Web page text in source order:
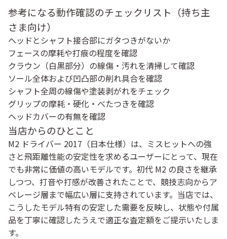
参考になる動作確認のチェックリスト（持ち主
さま向け）
ヘッドとシャフト接合部にガタつきがないか
フェースの摩耗や打痕の程度を確認
クラウン（白黒部分）の線傷・汚れを清掃して確認
ソール全体および凹凸部の削れ具合を確認
シャフト全周の線傷や塗装剥がれをチェック
グリップの摩耗・硬化・べたつきを確認
ヘッドカバーの有無を確認
当店からのひとこと
M2 ドライバー 2017（日本仕様）は、ミスヒットへの強
さと飛距離性能の安定性を求めるユーザーにとって、現在
でも非常に価値の高いモデルです。初代 M2 の良さを継承
しつつ、打音や打感が改善されたことで、競技志向からア
ベレージ層まで幅広い層に支持されています。当店では、
こうしたモデル特有の安定した需要を反映し、状態や付属
品を丁寧に確認したうえで適正な査定額をご提示いたしま
す。